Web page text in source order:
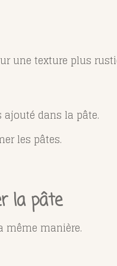
une texture plus
ajouté dans la pâte.
les pâtes.
la pâte
même manière.